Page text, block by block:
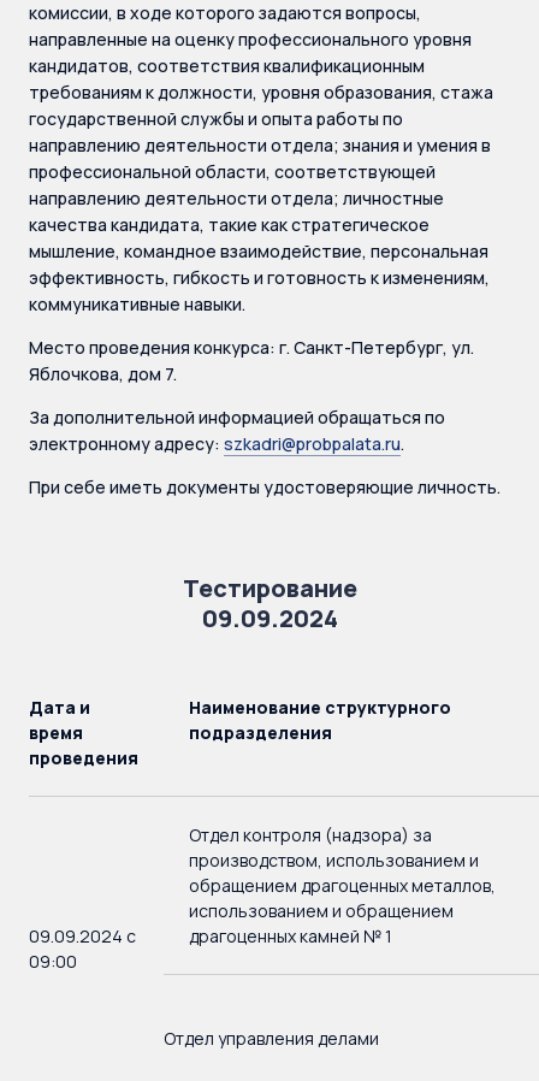
комиссии, в ходе которого задаются вопросы,
направленные на оценку профессионального уровня
кандидатов, соответствия квалификационным
требованиям к должности, уровня образования, стажа
государственной службы и опыта работы по
направлению деятельности отдела; знания и умения в
профессиональной области, соответствующей
направлению деятельности отдела; личностные
качества кандидата, такие как стратегическое
мышление, командное взаимодействие, персональная
эффективность, гибкость и готовность к изменениям,
коммуникативные навыки.
Место проведения конкурса: г. Санкт-Петербург, ул.
Яблочкова, дом 7.
За дополнительной информацией обращаться по
электронному адресу: szkadri@probpalata.ru.
При себе иметь документы удостоверяющие личность.
Тестирование
09.09.2024
Дата и
время
проведения
Наименование структурного
подразделения
09.09.2024 с
09:00
Отдел контроля (надзора) за
производством, использованием и
обращением драгоценных металлов,
использованием и обращением
драгоценных камней № 1
Отдел управления делами